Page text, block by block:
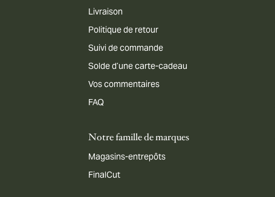
Livraison
Politique de retour
Suivi de commande
Solde d’une carte-cadeau
Vos commentaires
FAQ
Notre famille de marques
Magasins-entrepôts
FinalCut